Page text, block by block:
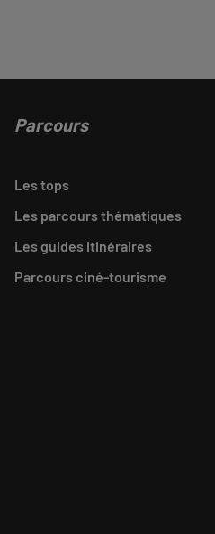
Parcours
Les tops
Les parcours thématiques
Les guides itinéraires
Parcours ciné-tourisme